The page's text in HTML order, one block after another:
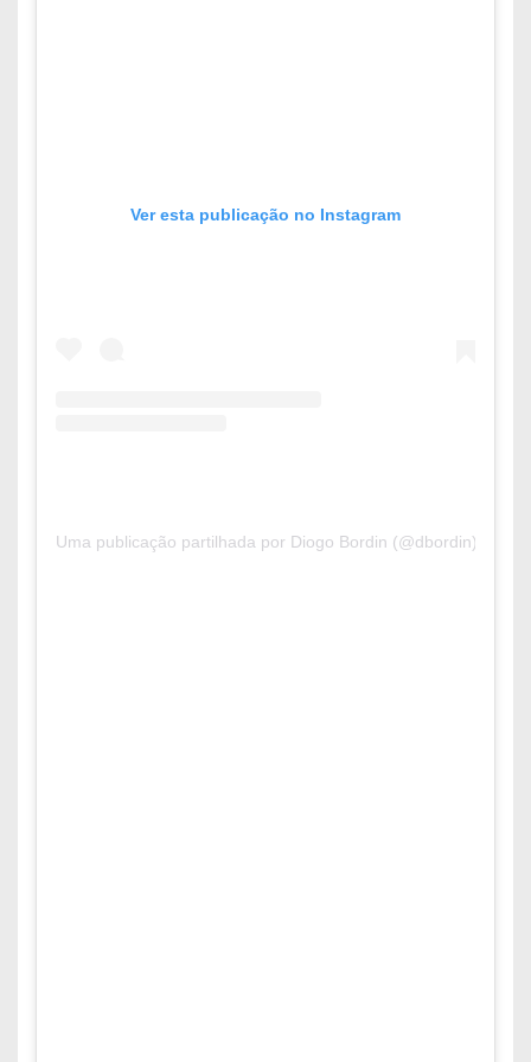
Ver esta publicação no Instagram
Uma publicação partilhada por Diogo Bordin (@dbordin)